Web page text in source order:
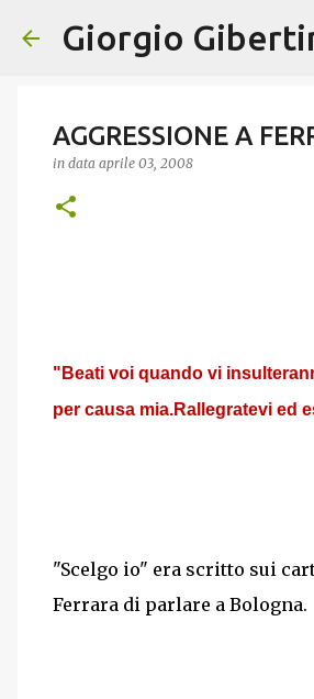
Giorgio
AGGRESSIONE A
in data aprile 03, 2008
"Beati voi quando vi
per causa mia.Rallegratevi ed
"Scelgo io" era scritto sui
Ferrara di parlare a Bologna.